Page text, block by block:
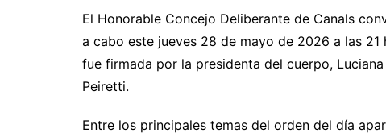
El Honorable Concejo Deliberante de Canals
a cabo este jueves 28 de mayo de 2026 a las
fue firmada por la presidenta del cuerpo,
Peiretti.
Entre los principales temas del orden del día